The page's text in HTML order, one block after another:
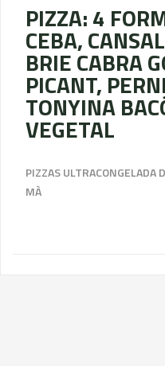
PIZZA: 4
CEBA,
BRIE CABRA
PICANT,
TONYINA
VEGETAL
PIZZAS ULTRACONGELADA
MÀ